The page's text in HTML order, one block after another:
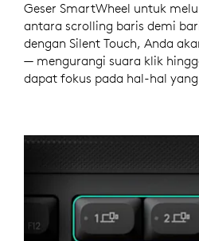
Geser SmartWheel untuk
antara scrolling baris demi
dengan Silent Touch, Anda
— mengurangi suara klik
dapat fokus pada hal-hal